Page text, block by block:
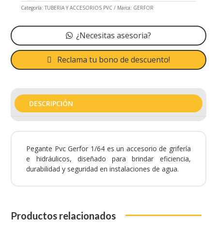
Categoría: TUBERIA Y ACCESORIOS PVC Marca: GERFOR
¿Necesitas asesoria?
Reclama tu bono de descuento!
DESCRIPCIÓN
Pegante Pvc Gerfor 1/64 es un accesorio de grifería
e hidráulicos, diseñado para brindar eficiencia,
durabilidad y seguridad en instalaciones de agua.
Productos relacionados